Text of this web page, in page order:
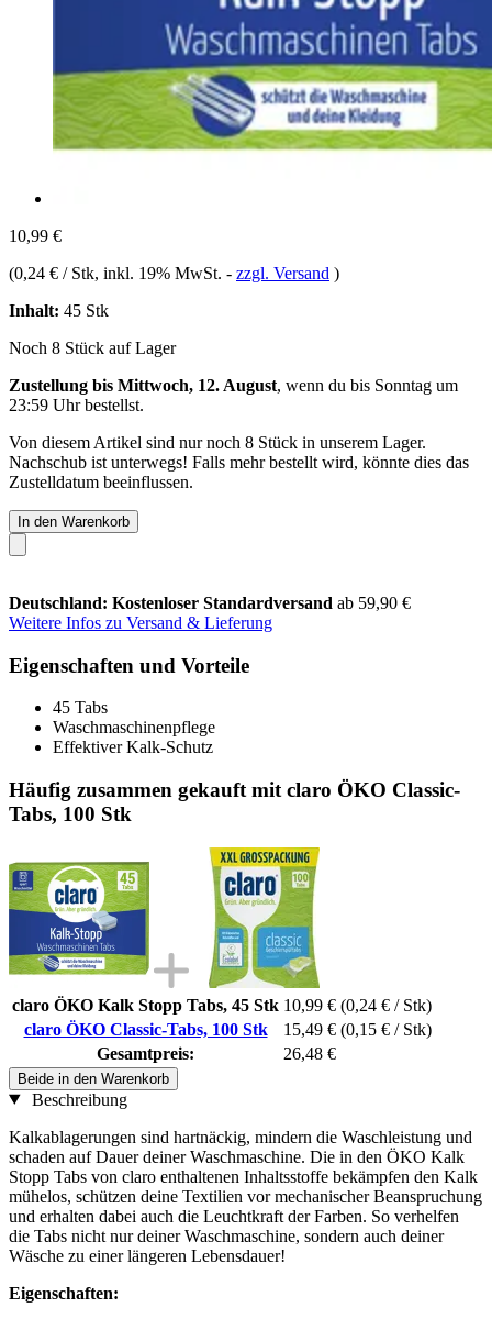
10,99 €
(0,24 € / Stk, inkl. 19% MwSt. - zzgl. Versand )
Inhalt: 45 Stk
Noch 8 Stück auf Lager
Zustellung bis Mittwoch, 12. August, wenn du bis Sonntag um
23:59 Uhrbestellst.
Von diesem Artikel sind nur noch 8 Stück in unserem Lager.
Nachschub ist unterwegs! Falls mehr bestellt wird, könnte dies das
Zustelldatum beeinflussen.
In den Warenkorb
Deutschland: Kostenloser Standardversand ab 59,90 €
Weitere Infos zu Versand & Lieferung
Eigenschaften und Vorteile
45 Tabs
Waschmaschinenpflege
Effektiver Kalk-Schutz
Häufig zusammen gekauft mit claro ÖKO Classic-
Tabs, 100 Stk
claro ÖKO Kalk Stopp Tabs, 45 Stk 10,99 € (0,24 € / Stk)
claro ÖKO Classic-Tabs, 100 Stk
15,49 € (0,15 € / Stk)
Gesamtpreis:
26,48 €
Beide in den Warenkorb
Beschreibung
Kalkablagerungen sind hartnäckig, mindern die Waschleistung und
schaden auf Dauer deiner Waschmaschine. Die in den ÖKO Kalk
Stopp Tabs von claro enthaltenen Inhaltsstoffe bekämpfen den Kalk
mühelos, schützen deine Textilien vor mechanischer Beanspruchung
und erhalten dabei auch die Leuchtkraft der Farben. So verhelfen
die Tabs nicht nur deiner Waschmaschine, sondern auch deiner
Wäsche zu einer längeren Lebensdauer!
Eigenschaften: